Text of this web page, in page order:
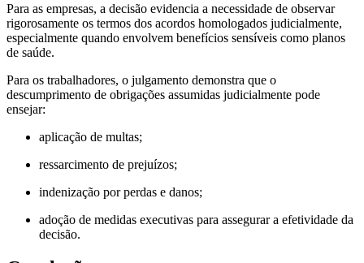
Para as empresas, a decisão evidencia a necessidade de observar
rigorosamente os termos dos acordos homologados judicialmente,
especialmente quando envolvem benefícios sensíveis como planos
de saúde.
Para os trabalhadores, o julgamento demonstra que o
descumprimento de obrigações assumidas judicialmente pode
ensejar:
aplicação de multas;
ressarcimento de prejuízos;
indenização por perdas e danos;
adoção de medidas executivas para assegurar a efetividade da
decisão.